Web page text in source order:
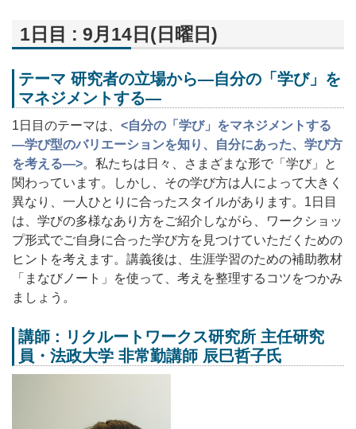
1日目 : 9月14日(日曜日)
テーマ 研究者の立場から―自分の「学び」を
マネジメントする―
1日目のテーマは、 <自分の「学び」をマネジメントする
―学び型のバリエーションを知り、自分にあった、学び方
を考える―>。私たちは日々、さまざまな形で「学び」と
関わっています。しかし、その学び方は人によって大きく
異なり、一人ひとりに合ったスタイルがあります。1日目
は、学びの多様なあり方をご紹介しながら、ワークショッ
プ形式でご自身に合った学び方を見つけていただくための
ヒントを考えます。講義後は、生涯学習のための補助教材
「まなびノート」を使って、考えを整理するコツをつかみ
ましょう。
講師 : リクルートワークス研究所 主任研究
員・法政大学 非常勤講師 辰巳哲子氏